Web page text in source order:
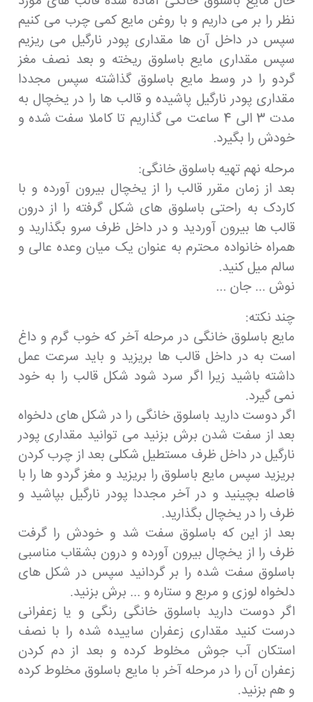
نظر را بر می داریم و با روغن مایع کمی چرب می کنیم
سپس در داخل آن ها مقداری پودر نارگیل می ریزیم
سپس مقداری مایع باسلوق ریخته و بعد نصف مغز
گردو را در وسط مایع باسلوق گذاشته سپس مجددا
مقداری پودر نارگیل پاشیده و قالب ها را در یخچال به
مدت 3 الی 4 ساعت می گذاریم تا کاملا سفت شده و
خودش را بگیرد.
مرحله نهم تهیه باسلوق خانگی:
بعد از زمان مقرر قالب را از یخچال بیرون آورده و با
کاردک به راحتی باسلوق های شکل گرفته را از درون
قالب ها بیرون آوردید و در داخل ظرف سرو بگذارید و
همراه خانواده محترم به عنوان یک میان وعده عالی و
سالم میل کنید.
نوش ... جان ...
چند نکته:
مایع باسلوق خانگی در مرحله آخر که خوب گرم و داغ
است به در داخل قالب ها بریزید و باید سرعت عمل
داشته باشید زیرا اگر سرد شود شکل قالب را به خود
نمی گیرد.
اگر دوست دارید باسلوق خانگی را در شکل های دلخواه
بعد از سفت شدن برش بزنید می توانید مقداری پودر
نارگیل در داخل ظرف مستطیل شکلی بعد از چرب کردن
بریزید سپس مایع باسلوق را بریزید و مغز گردو ها را با
فاصله بچینید و در آخر مجددا پودر نارگیل بپاشید و
ظرف را در یخچال بگذارید.
بعد از این که باسلوق سفت شد و خودش را گرفت
ظرف را از یخچال بیرون آورده و درون بشقاب مناسبی
باسلوق سفت شده را بر گردانید سپس در شکل های
دلخواه لوزی و مربع و ستاره و ... برش بزنید.
اگر دوست دارید باسلوق خانگی رنگی و یا زعفرانی
درست کنید مقداری زعفران ساییده شده را با نصف
استکان آب جوش مخلوط کرده و بعد از دم کردن
زعفران آن را در مرحله آخر با مایع باسلوق مخلوط کرده
و هم بزنید.